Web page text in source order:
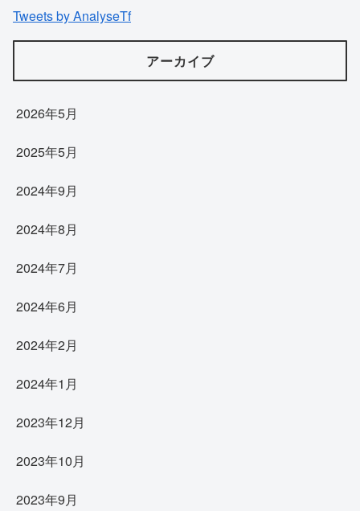
Tweets by AnalyseTf
アーカイブ
2026年5月
2025年5月
2024年9月
2024年8月
2024年7月
2024年6月
2024年2月
2024年1月
2023年12月
2023年10月
2023年9月